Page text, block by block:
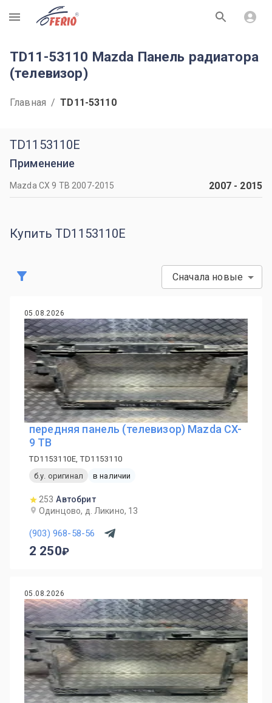
R
TD11-53110 Mazda Панель радиатора
(телевизор)
Главная / TD11-53110
TD1153110E
Применение
Mazda CX 9 TB 2007-2015 2007- 2015
Купить TD1153110E
Сначала новые
05.08.2026
передняя панель (телевизор) Mazda CX-
9 TB
TD1153110E, TD1153110
б.у. оригинал
в наличии
253 Автобрит
Одинцово, д. Ликино, 13
(903) 968-58-56
2 250
05.08.2026